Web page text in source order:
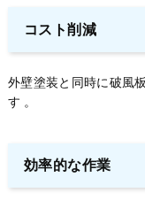
コスト削減
外壁塗装と同時に破風
す 。
効率的な作業